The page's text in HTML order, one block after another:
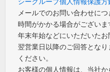
メールでのお問い合わせに
時間がかかる場合がござい
年末年始などにいただいたお
翌営業日以降のご回答とな
ください。
お客様の個人情報は、当社